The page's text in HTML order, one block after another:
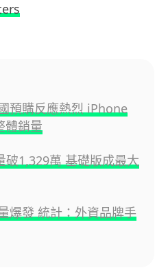
預購反應熱烈 iPhone
體銷量
1,329萬 基礎版成最大
爆發 統計：外資品牌手